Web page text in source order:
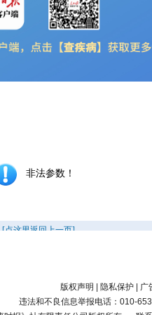
版权声明 | 隐私保护 | 广
违法和不良信息举报电话：010-